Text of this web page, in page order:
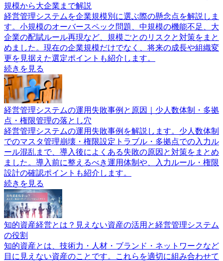
規模から大企業まで解説
経営管理システムを企業規模別に選ぶ際の懸念点を解説しま
す。小規模のオーバースペック問題、中規模の機能不足、大
企業の配賦ルール再現など、規模ごとのリスクと対策をまと
めました。現在の企業規模だけでなく、将来の成長や組織変
更を見据えた選定ポイントも紹介します。
続きを見る
経営管理システムの運用失敗事例と原因｜少人数体制・多拠
点・権限管理の落とし穴
経営管理システムの運用失敗事例を解説します。少人数体制
でのマスタ管理崩壊・権限設定トラブル・多拠点での入力ル
ール混乱まで、導入後によくある失敗の原因と対策をまとめ
ました。導入前に整えるべき運用体制や、入力ルール・権限
設計の確認ポイントも紹介します。
続きを見る
知的資産経営とは？見えない資産の活用と経営管理システム
の役割
知的資産とは、技術力・人材・ブランド・ネットワークなど
目に見えない資産のことです。これらを適切に組み合わせて